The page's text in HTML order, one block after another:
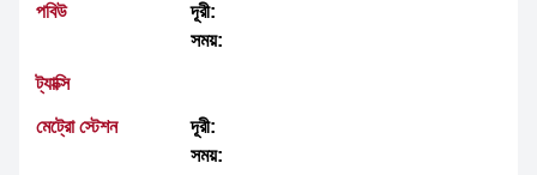
পবিউ
দূরী:
সময়:
ট্যাক্সি
মেট্রো স্টেশন
দূরী:
সময়: